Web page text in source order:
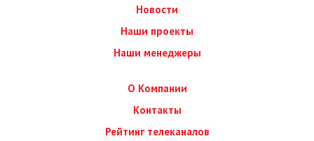
Новости
Наши проекты
Наши менеджеры
О Компании
Контакты
Рейтинг телеканалов